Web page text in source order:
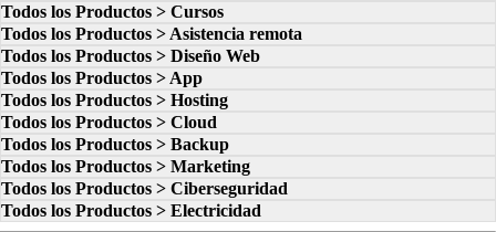
Todos los Productos > Cursos
Todos los Productos > Asistencia remota
Todos los Productos > Diseño Web
Todos los Productos > App
Todos los Productos > Hosting
Todos los Productos > Cloud
Todos los Productos > Backup
Todos los Productos > Marketing
Todos los Productos > Ciberseguridad
Todos los Productos > Electricidad